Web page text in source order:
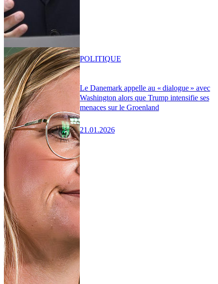
Le Danemark appelle au « dialogue » avec
Washington alors que Trump intensifie ses
menaces sur le Groenland
21.01.2026
POLITIQUE